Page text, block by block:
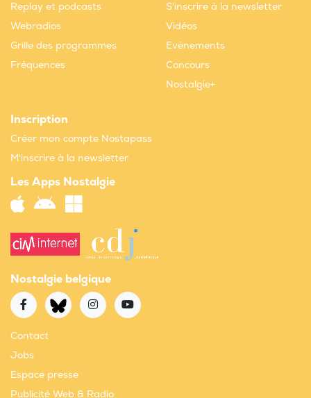
Replay et podcasts
Webradios
Grille des programmes
Fréquences
S'inscrire à la newsletter
Vidéos
Evènements
Concours
Nostalgie+
Inscription
Créer mon compte Nostapass
M'inscrire à la newsletter
Les Apps Nostalgie
Nostalgie belgique
Contact
Jobs
Espace presse
Publicité Web & Radio